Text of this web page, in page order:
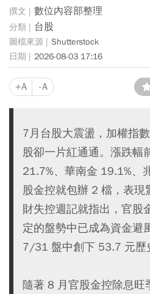
數位內容部整理
台股
Shutterstock
2026-08-03 17:16
+A -A
7月台股大震盪，加權指
股卻一片紅通通。漲跌幅
21.7%、華南金 19.1%、
股金控就包辦 2 檔，表
財失控週記就指出，官股
定的盤勢中已成為資金避
7/31 盤中創下 53.7 元歷
隨著 8 月官股金控除息旺